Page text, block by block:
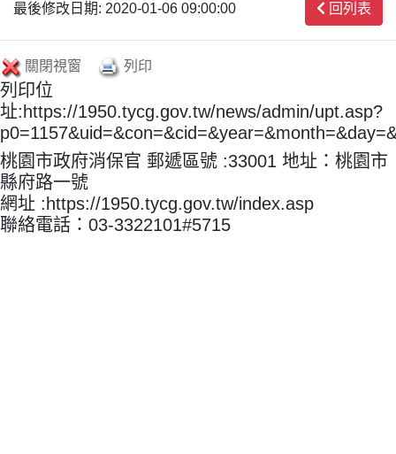
最後修改日期: 2020-01-06 09:00:00 回列表
關閉視窗 列印
列印位
址:https://1950.tycg.gov.tw/news/admin/upt.asp?
桃園市政府消保官 郵遞區號 :33001 地址：桃園市
縣府路一號
網址 :https://1950.tycg.gov.tw/index.asp
聯絡電話：03-3322101#5715